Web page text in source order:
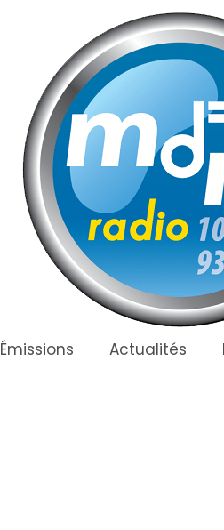
Émissions Actualités